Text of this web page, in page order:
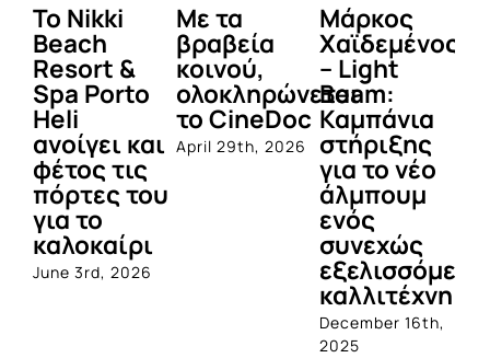
To Nikki
Beach
Resort &
Spa Porto
Heli
ανοίγει και
φέτος τις
πόρτες του
για το
καλοκαίρι
June 3rd, 2026
Με τα
βραβεία
κοινού,
ολοκληρώνεται
το CineDoc
April 29th, 2026
Μάρκος
Χαϊδεμένος
– Light
Beam:
Καμπάνια
στήριξης
για το νέο
άλμπουμ
ενός
συνεχώς
καλλιτέχνη
December 16th,
2025